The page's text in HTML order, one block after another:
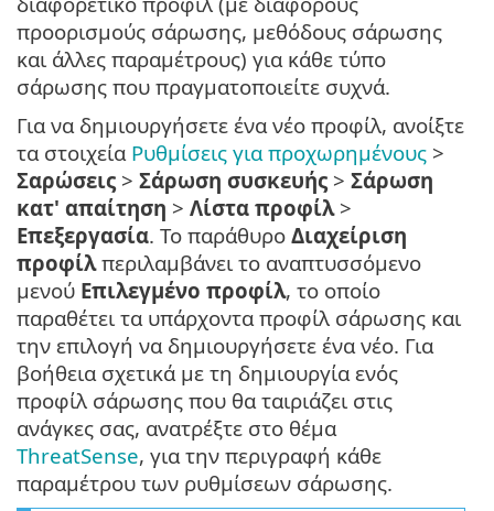
προορισμούς σάρωσης, μεθόδους σάρωσης
και άλλες παραμέτρους) για κάθε τύπο
σάρωσης που πραγματοποιείτε συχνά.
Για να δημιουργήσετε ένα νέο προφίλ, ανοίξτε
τα στοιχεία Ρυθμίσεις για προχωρημένους >
Σαρώσεις > Σάρωση συσκευής > Σάρωση
κατ' απαίτηση > Λίστα προφίλ>
Επεξεργασία. Το παράθυρο Διαχείριση
προφίλπεριλαμβάνει το αναπτυσσόμενο
μενού Επιλεγμένο προφίλ, το οποίο
παραθέτει τα υπάρχοντα προφίλ σάρωσης και
την επιλογή να δημιουργήσετε ένα νέο. Για
βοήθεια σχετικά με τη δημιουργία ενός
προφίλ σάρωσης που θα ταιριάζει στις
ανάγκες σας, ανατρέξτε στο θέμα
ThreatSense, για την περιγραφή κάθε
παραμέτρου των ρυθμίσεων σάρωσης.